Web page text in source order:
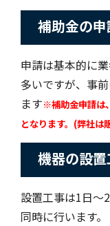
補助金の
申請は基本的に
多いですが、事
ます※補助金申請は
となります。(弊社は
機器の設
設置工事は1日～
同時に行います。